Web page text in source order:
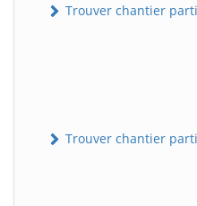
Trouver chantier
Trouver chantier